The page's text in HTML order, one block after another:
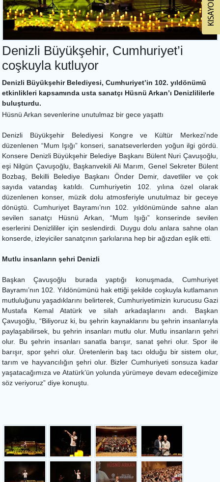
Denizli Büyükşehir, Cumhuriyet’i
coşkuyla kutluyor
Denizli Büyükşehir Belediyesi, Cumhuriyet’in 102. yıldönümü
etkinlikleri kapsamında usta sanatçı Hüsnü Arkan’ı Denizlililerle
buluşturdu.
Hüsnü Arkan sevenlerine unutulmaz bir gece yaşattı
Denizli Büyükşehir Belediyesi Kongre ve Kültür Merkezi’nde
düzenlenen “Mum Işığı” konseri, sanatseverlerden yoğun ilgi gördü.
Konsere Denizli Büyükşehir Belediye Başkanı Bülent Nuri Çavuşoğlu,
eşi Nilgün Çavuşoğlu, Başkanvekili Ali Marım, Genel Sekreter Bülent
Bozbaş, Bekilli Belediye Başkanı Önder Demir, davetliler ve çok
sayıda vatandaş katıldı. Cumhuriyetin 102. yılına özel olarak
düzenlenen konser, müzik dolu atmosferiyle unutulmaz bir geceye
dönüştü. Cumhuriyet Bayramı’nın 102. yıldönümünde sahne alan
sevilen sanatçı Hüsnü Arkan, “Mum Işığı” konserinde sevilen
eserlerini Denizlililer için seslendirdi. Duygu dolu anlara sahne olan
konserde, izleyiciler sanatçının şarkılarına hep bir ağızdan eşlik etti.
Mutlu insanların şehri Denizli
Başkan Çavuşoğlu burada yaptığı konuşmada, Cumhuriyet
Bayramı’nın 102. Yıldönümünü hak ettiği şekilde coşkuyla kutlamanın
mutluluğunu yaşadıklarını belirterek, Cumhuriyetimizin kurucusu Gazi
Mustafa Kemal Atatürk ve silah arkadaşlarını andı. Başkan
Çavuşoğlu, “Biliyoruz ki, bu şehrin kaynaklarını bu şehrin insanlarıyla
paylaşabilirsek, bu şehrin insanları mutlu olur. Mutlu insanların şehri
olur. Bu şehrin insanları sanatla barışır, sanat şehri olur. Spor ile
barışır, spor şehri olur. Üretenlerin baş tacı olduğu bir sistem olur,
tarım ve hayvancılığın şehri olur. Bizler Cumhuriyeti sonsuza kadar
yaşatacağımıza ve Atatürk’ün yolunda yürümeye devam edeceğimize
söz veriyoruz” diye konuştu.